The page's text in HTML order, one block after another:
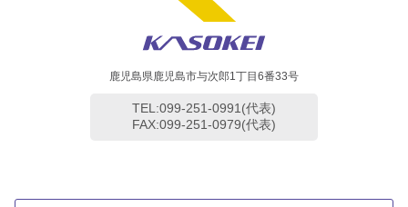
鹿児島県鹿児島市与次郎1丁目6番33号
TEL:099-251-0991(代表)
FAX:099-251-0979(代表)